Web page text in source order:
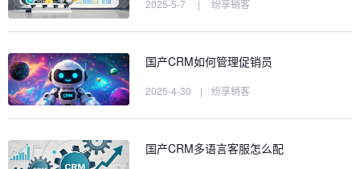
2025-5-7 | 纷享销客
国产CRM如何管理促销员
2025-4-30 | 纷享销客
国产CRM多语言客服怎么配